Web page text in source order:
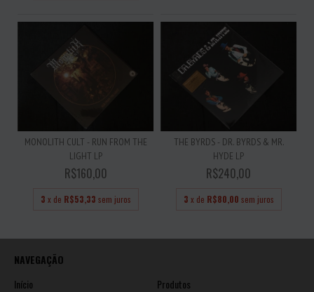
MONOLITH CULT - RUN FROM THE
LIGHT LP
R$160,00
3 x de R$53,33 sem juros
THE BYRDS - DR. BYRDS & MR.
HYDE LP
R$240,00
3 x de R$80,00 sem juros
NAVEGAÇÃO
Início
Produtos